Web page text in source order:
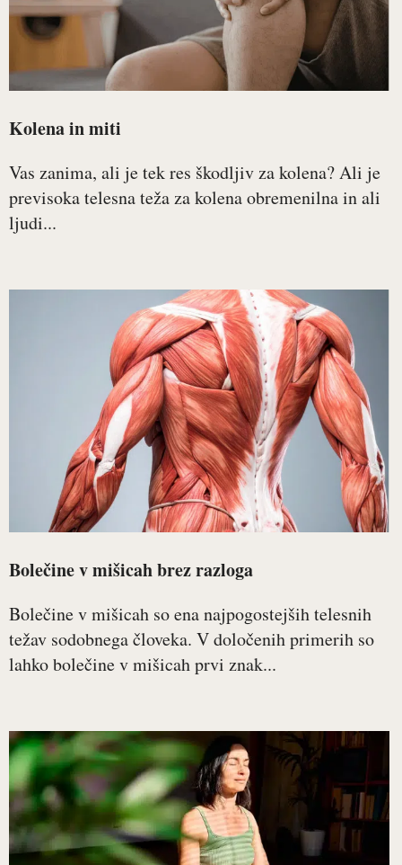
Kolena in miti
Vas zanima, ali je tek res škodljiv za kolena? Ali je
previsoka telesna teža za kolena obremenilna in ali
ljudi...
Bolečine v mišicah brez razloga
Bolečine v mišicah so ena najpogostejših telesnih
težav sodobnega človeka. V določenih primerih so
lahko bolečine v mišicah prvi znak...